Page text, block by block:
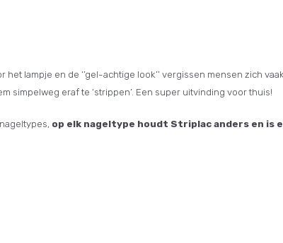
lampje en de ‘’gel-achtige look’’ vergissen mensen zich
simpelweg eraf te ‘strippen’. Een super uitvinding voor thuis!
op elk nageltype houdt Striplac anders en is